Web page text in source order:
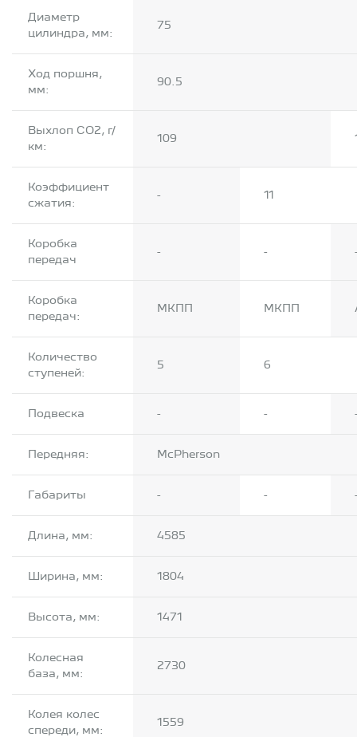
Диaметр
цилиндра, мм:
75
Ход поршня,
мм:
90.5
Выхлоп CO2, г/
км:
109
Коэффициент
сжатия:
- 11
Коробка
передач
- -
Коробка
передач:
МКПП МКПП
Количество
ступеней:
5 6
Подвеска - -
Передняя: McPherson
Габариты - -
Длина, мм: 4585
Ширина, мм: 1804
Высота, мм: 1471
Колесная
база, мм:
2730
Колея колес
спереди, мм:
1559